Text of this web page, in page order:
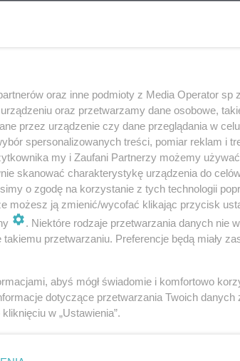
oraz inne podmioty z Media Operator sp
oraz przetwarzamy dane osobowe,
przez urządzenie czy dane przeglądania w
spersonalizowanych treści, pomiar reklam i
my i Zaufani Partnerzy możemy
skanować charakterystykę urządzenia do
o zgodę na korzystanie z tych technologii
możesz ją zmienić/wycofać klikając przycisk
. Niektóre rodzaje przetwarzania danych nie
przetwarzaniu. Preferencje będą miały
abyś mógł świadomie i komfortowo
dotyczące przetwarzania Twoich danych
w „Ustawienia”.